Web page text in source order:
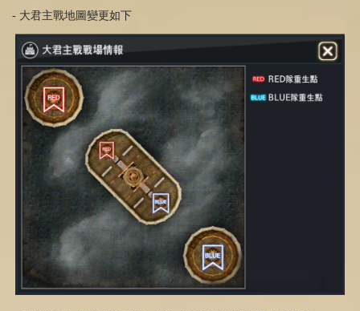
- 大君主戰地圖變更如下